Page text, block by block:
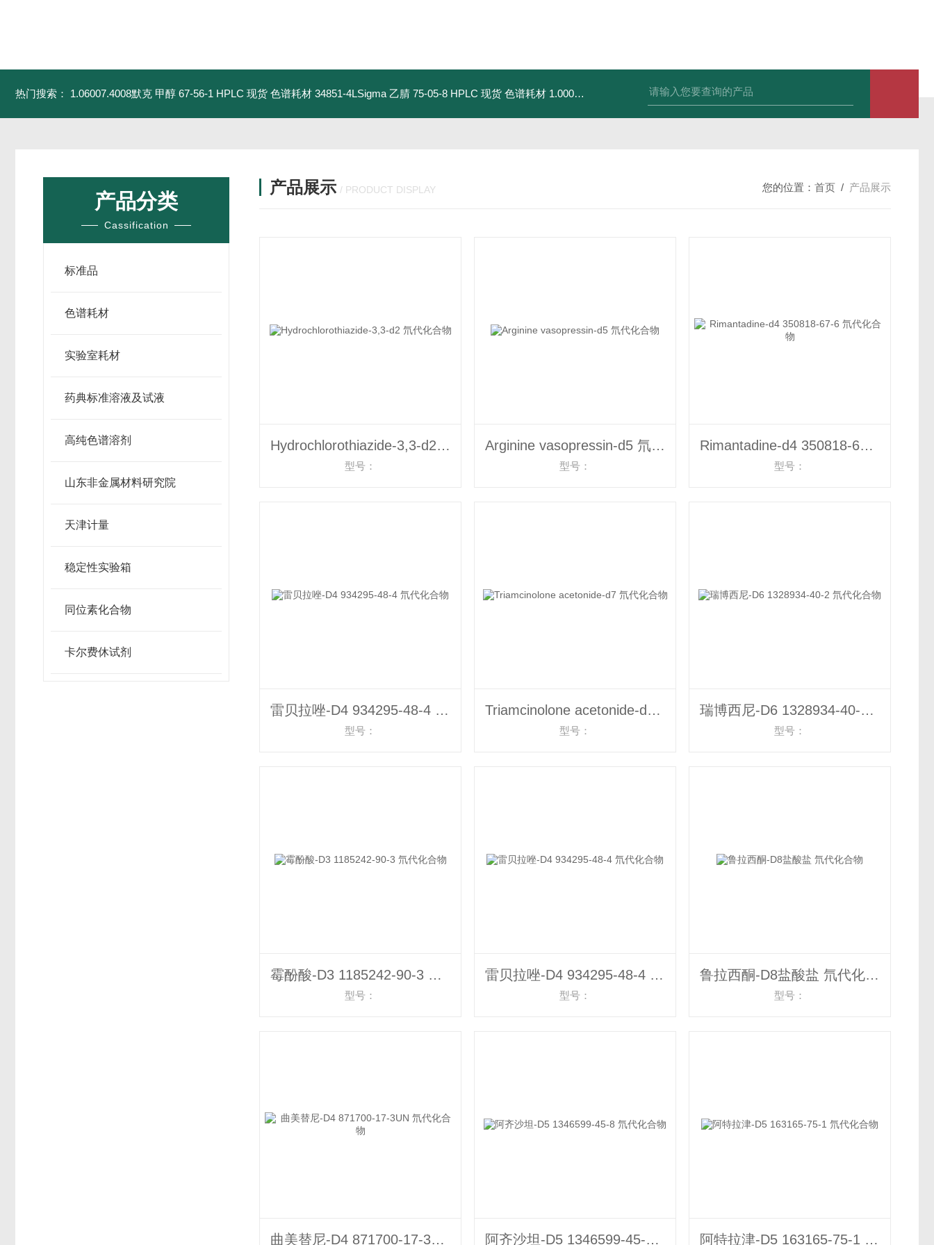
热门搜索： 1.06007.4008默克 甲醇 67-56-1 HPLC 现货 色谱耗材 34851-4LSigma 乙腈 75-05-8 HPLC 现货 色谱耗材 1.00030.4008默克 乙腈 75-05-8 HPLC 现货 色谱耗材
产品分类
Cassification
标准品
色谱耗材
实验室耗材
药典标准溶液及试液
高纯色谱溶剂
山东非金属材料研究院
天津计量
稳定性实验箱
同位素化合物
卡尔费休试剂
产品展示 / PRODUCT DISPLAY 您的位置： 首页 / 产品展示
Hydrochlorothiazide-3,3-d2 氘代化合物
型号：
Arginine vasopressin-d5 氘代化合物
型号：
Rimantadine-d4 350818-67-6 氘代化合物
型号：
雷贝拉唑-D4 934295-48-4 氘代化合物
型号：
Triamcinolone acetonide-d7 氘代化合物
型号：
瑞博西尼-D6 1328934-40-2 氘代化合物
型号：
霉酚酸-D3 1185242-90-3 氘代化合物
型号：
雷贝拉唑-D4 934295-48-4 氘代化合物
型号：
鲁拉西酮-D8盐酸盐 氘代化合物
型号：
曲美替尼-D4 871700-17-3UN 氘代化合物 阿齐沙坦-D5 1346599-45-8 氘代化合物 阿特拉津-D5 163165-75-1 氘代化合物